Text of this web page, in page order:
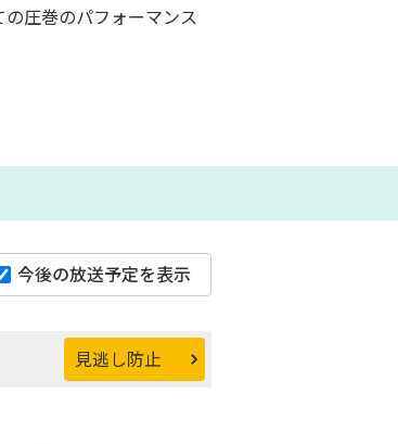
圧巻のパフォーマンス
今後の放送予定を表示
見逃し防止